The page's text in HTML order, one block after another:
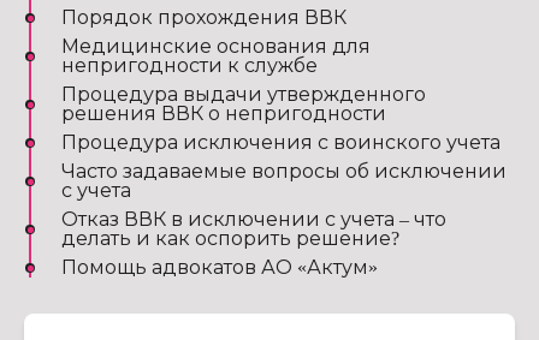
Порядок прохождения ВВК
Медицинские основания для
непригодности к службе
Процедура выдачи утвержденного
решения ВВК о непригодности
Процедура исключения с воинского учета
Часто задаваемые вопросы об исключении
с учета
Отказ ВВК в исключении с учета – что
делать и как оспорить решение?
Помощь адвокатов АО «Актум»